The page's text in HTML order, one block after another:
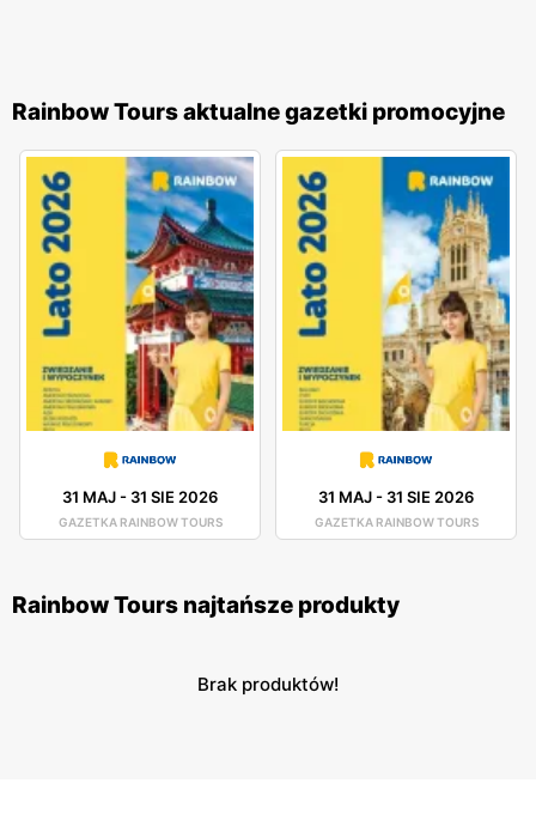
Rainbow Tours aktualne gazetki promocyjne
31 MAJ- 31 SIE 2026
GAZETKA RAINBOW TOURS
31 MAJ- 31 SIE 2026
GAZETKA RAINBOW TOURS
Rainbow Tours najtańsze produkty
Brak produktów!